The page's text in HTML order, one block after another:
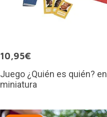
10,95€
Juego ¿Quién es quién? en
miniatura